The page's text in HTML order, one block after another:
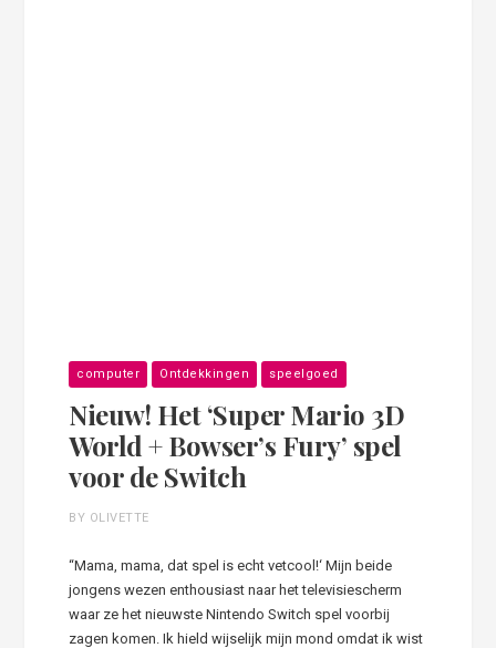
computer Ontdekkingen speelgoed
Nieuw! Het ‘Super Mario 3D
World + Bowser’s Fury’ spel
voor de Switch
BY OLIVETTE
“Mama, mama, dat spel is echt vetcool!‘ Mijn beide
jongens wezen enthousiast naar het televisiescherm
waar ze het nieuwste Nintendo Switch spel voorbij
zagen komen. Ik hield wijselijk mijn mond omdat ik wist